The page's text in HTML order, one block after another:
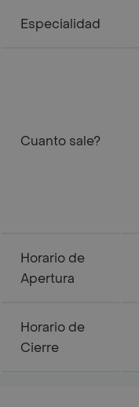
Especialidad
Cuanto sale?
Horario de
Apertura
Horario de
Cierre